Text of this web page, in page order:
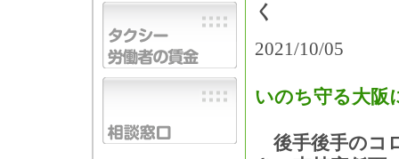
く
2021/10/05
いのち守る大阪
後手後手のコ